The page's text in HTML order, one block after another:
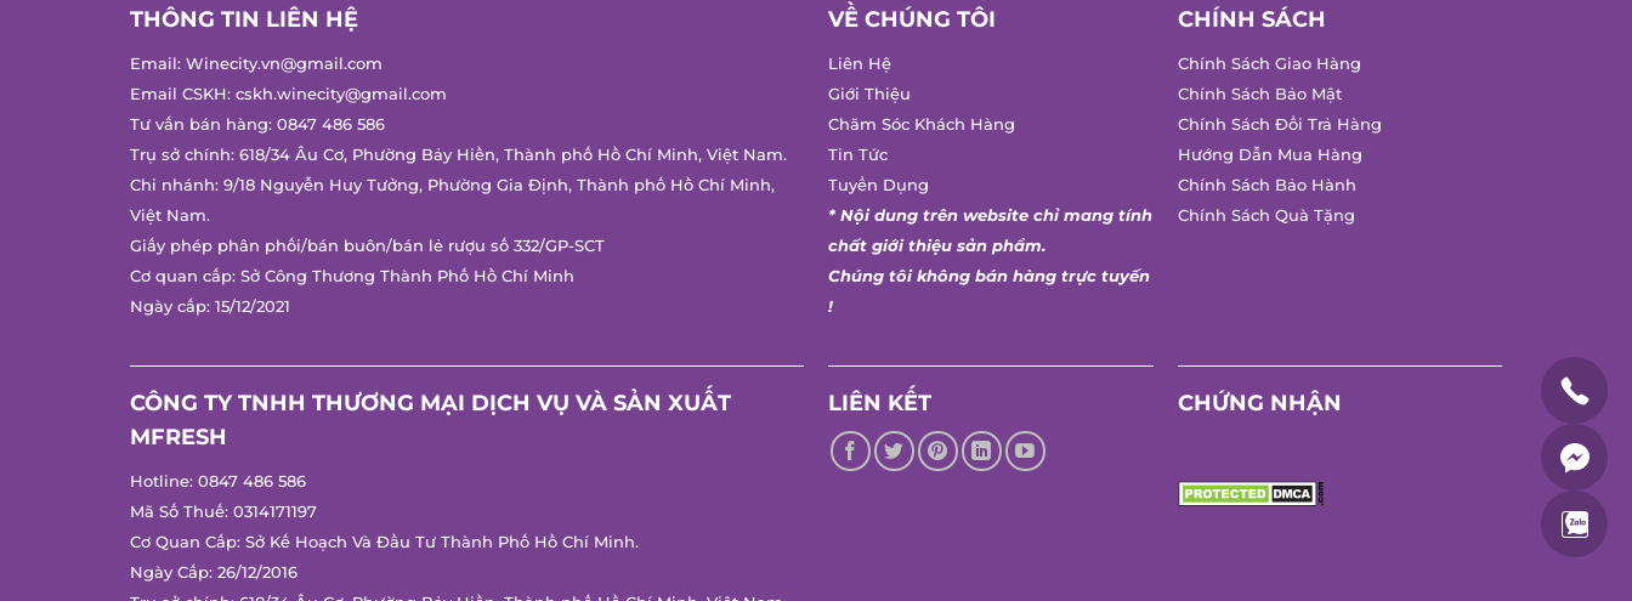
THÔNG TIN LIÊN HỆ
Email:Winecity.vn@gmail.com
Email CSKH:cskh.winecity@gmail.com
Tư vấn bán hàng:0847 486 586
Trụ sở chính: 618/34 Âu Cơ, Phường Bảy Hiền, Thành phố Hồ Chí Minh, Việt Nam.
Chi nhánh: 9/18 Nguyễn Huy Tưởng, Phường Gia Định, Thành phố Hồ Chí Minh,
Việt Nam.
Giấy phép phân phối/bán buôn/bán lẻ rượu số 332/GP-SCT
Cơ quan cấp: Sở Công Thương Thành Phố Hồ Chí Minh
Ngày cấp: 15/12/2021
VỀ CHÚNG TÔI
Liên Hệ
Giới Thiệu
Chăm Sóc Khách Hàng
Tin Tức
Tuyển Dụng
* Nội dung trên website chỉ mang tính
chất giới thiệu sản phẩm.
Chúng tôi không bán hàng trực tuyến
CHÍNH SÁCH
Chính Sách Giao Hàng
Chính Sách Bảo Mật
Chính Sách Đổi Trả Hàng
Hướng Dẫn Mua Hàng
Chính Sách Bảo Hành
Chính Sách Quà Tặng
CÔNG TY TNHH THƯƠNG MẠI DỊCH VỤ VÀ SẢN XUẤT
MFRESH
Hotline:0847 486 586
Mã Số Thuế: 0314171197
Cơ Quan Cấp: Sở Kế Hoạch Và Đầu Tư Thành Phố Hồ Chí Minh.
Ngày Cấp: 26/12/2016
LIÊN KẾT CHỨNG NHẬN